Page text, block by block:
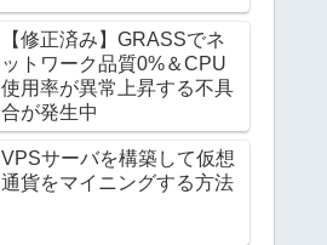
【修正済み】GRASSでネ
ットワーク品質0%＆CPU
使用率が異常上昇する不具
合が発生中
VPSサーバを構築して仮想
通貨をマイニングする方法